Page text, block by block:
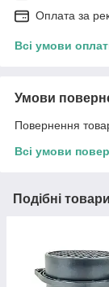
Оплата за
Всі умови
Умови
Повернення
Всі умови
Подібні